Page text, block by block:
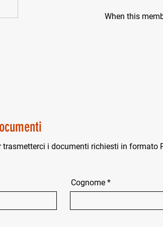
When this
trasmetterci i documenti richiesti in formato
Cognome